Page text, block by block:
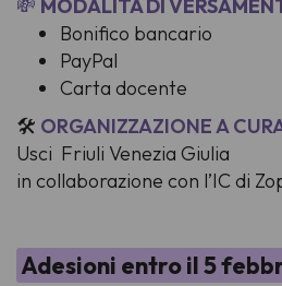
💸 MODALITÀ DI
Bonifico bancario
PayPal
Carta docente
🛠️ ORGANIZZAZIONE A
Usci Friuli Venezia Giulia
in collaborazione con l’IC di
Adesioni entro il 5